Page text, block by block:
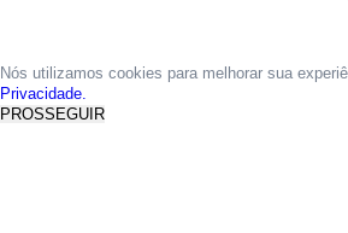
Nós utilizamos cookies para melhorar sua
Privacidade.
PROSSEGUIR